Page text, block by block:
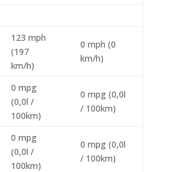
123 mph
(197
km/h)
0 mph (0
km/h)
0 mpg
(0,0l /
100km)
0 mpg (0,0l
/ 100km)
0 mpg
(0,0l /
100km)
0 mpg (0,0l
/ 100km)